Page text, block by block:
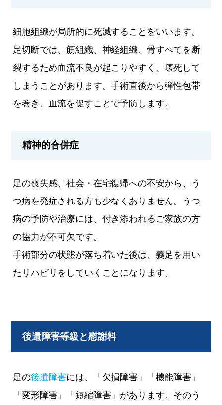
細胞組織が局所的に死滅することをいいます。
足切断では、筋組織、神経組織、骨すべてを断
裂するため血流不良が起こりやすく、壊死して
しまうことがあります。手術直後から弾性包帯
を巻き、血流を促すことで予防します。
精神的合併症
足の喪失感、社会・在宅復帰への不安から、う
つ病を発症される方も少なくありません。うつ
病の予防や治療には、付き添われるご家族の方
の協力が不可欠です。
手術部分の状態が落ち着いた後は、義足を用い
たリハビリをしていくことになります。
後遺障害等級と慰謝料
足の後遺障害には、「欠損障害」「機能障害」
「変形障害」「短縮障害」があります。そのう